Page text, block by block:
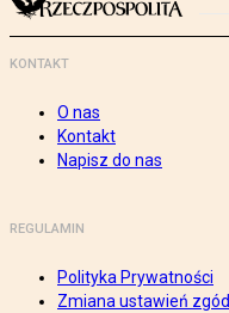
KONTAKT
O nas
Kontakt
Napisz do nas
REGULAMIN
Polityka Prywatności
Zmiana ustawień zgód